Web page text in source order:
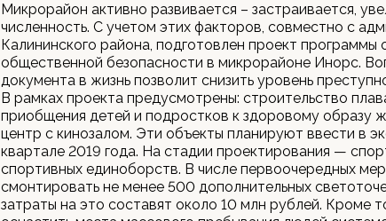
Микрорайон активно развивается – застраивается,
численность. С учетом этих факторов, совместно с
Калининского района, подготовлен проект программы
общественной безопасности в микрорайоне Инорс.
документа в жизнь позволит снизить уровень
В рамках проекта предусмотрены: строительство
приобщения детей и подростков к здоровому образу
центр с кинозалом. Эти объекты планируют ввести в
квартале 2019 года. На стадии проектирования —
спортивных единоборств. В числе первоочередных
смонтировать не менее 500 дополнительных
затраты на это составят около 10 млн рублей. Кроме